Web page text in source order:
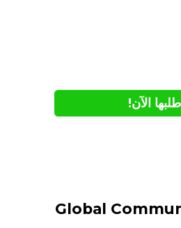
اطلبها الآن!
Global